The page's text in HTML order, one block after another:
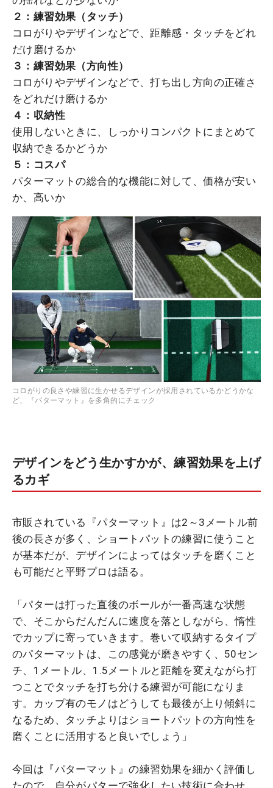
２：練習効果（タッチ）
コロがりやデザインなどで、距離感・タッチをどれ
だけ磨けるか
３：練習効果（方向性）
コロがりやデザインなどで、打ち出し方向の正確さ
をどれだけ磨けるか
４ ： 収納性
使用しないときに、しっかりコンパクトにまとめて
収納できるかどうか
５：コスパ
パターマットの総合的な機能に対して、価格が安い
か、高いか
コロがりの良さや練習に生かせるデザインが採用されているかどうかな
ど、『パターマット』を多角的にチェック
デザインをどう生かすかが、練習効果を上げ
るカギ
市販されている『パターマット』は2～3メートル前
後の長さが多く、ショートパットの練習に使うこと
が基本だが、デザインによってはタッチを磨くこと
も可能だと平野プロは語る。
「パターは打った直後のボールが一番高速な状態
で、そこからだんだんに速度を落としながら、惰性
でカップに寄っていきます。巻いて収納するタイプ
のパターマットは、この感覚が磨きやすく、50セン
チ、1メートル、1.5メートルと距離を変えながら打
つことでタッチを打ち分ける練習が可能になりま
す。カップ有のモノはどうしても最後が上り傾斜に
なるため、タッチよりはショートパットの方向性を
磨くことに活用すると良いでしょう」
今回は『パターマット』の練習効果を細かく評価し